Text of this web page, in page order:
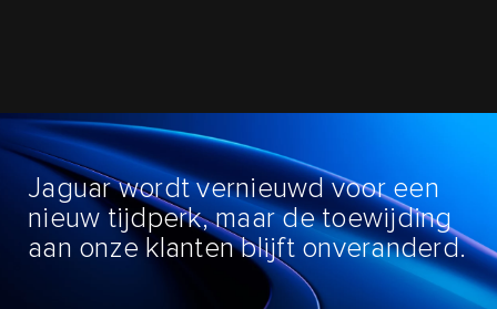
Jaguar wordt vernieuwd voor een
nieuw tijdperk, maar de toewijding
aan onze klanten blijft onveranderd.